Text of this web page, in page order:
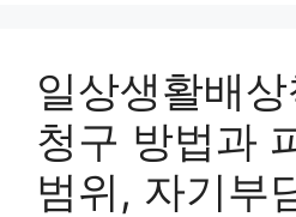
일상생활배
청구 방법과
범위, 자기부